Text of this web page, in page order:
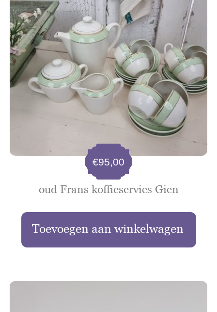
oud Frans koffieservies Gien
€95,00
Toevoegen aan winkelwagen